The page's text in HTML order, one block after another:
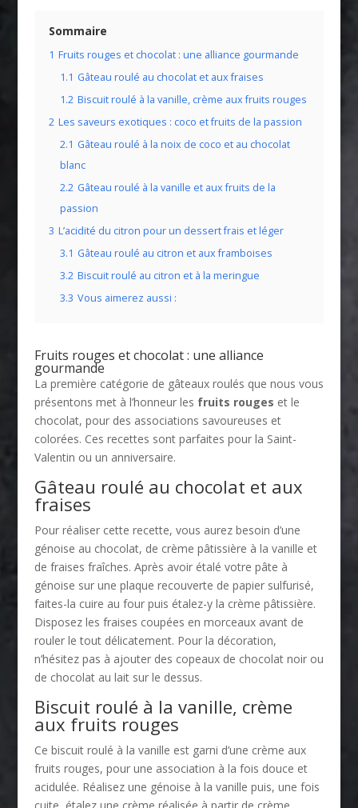
Sommaire
1 Fruits rouges et chocolat : une alliance gourmande
1.1 Gâteau roulé au chocolat et aux fraises
1.2 Biscuit roulé à la vanille, crème aux fruits rouges
2 Les saveurs exotiques : coco et fruits de la passion
2.1 Gâteau roulé à la noix de coco et au chocolat
blanc
2.2 Gâteau roulé à la vanille et aux fruits de la
passion
3 L’acidité du citron pour un dessert frais et léger
3.1 Gâteau roulé au citron et aux framboises
3.2 Biscuit roulé au citron et à la meringue
3.3 Vous aimerez aussi :
Fruits rouges et chocolat : une alliance
gourmande
La première catégorie de gâteaux roulés que nous vous
présentons met à l’honneur les fruits rouges et le
chocolat, pour des associations savoureuses et
colorées. Ces recettes sont parfaites pour la Saint-
Valentin ou un anniversaire.
Gâteau roulé au chocolat et aux
fraises
Pour réaliser cette recette, vous aurez besoin d’une
génoise au chocolat, de crème pâtissière à la vanille et
de fraises fraîches. Après avoir étalé votre pâte à
génoise sur une plaque recouverte de papier sulfurisé,
faites-la cuire au four puis étalez-y la crème pâtissière.
Disposez les fraises coupées en morceaux avant de
rouler le tout délicatement. Pour la décoration,
n’hésitez pas à ajouter des copeaux de chocolat noir ou
de chocolat au lait sur le dessus.
Biscuit roulé à la vanille, crème
aux fruits rouges
Ce biscuit roulé à la vanille est garni d’une crème aux
fruits rouges, pour une association à la fois douce et
acidulée. Réalisez une génoise à la vanille puis, une fois